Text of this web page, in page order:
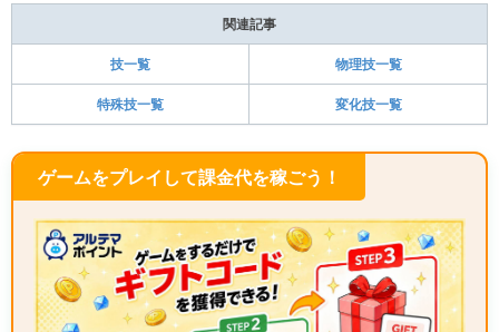
関連記事
技一覧 物理技一覧
特殊技一覧 変化技一覧
ゲームをプレイして課金代を稼ごう！